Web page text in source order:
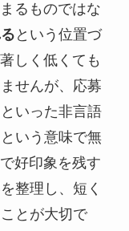
るものではな
という位置づ
しく低くても
せんが、応募
いった非言語
いう意味で無
好印象を残す
整理し、短く
とが大切で